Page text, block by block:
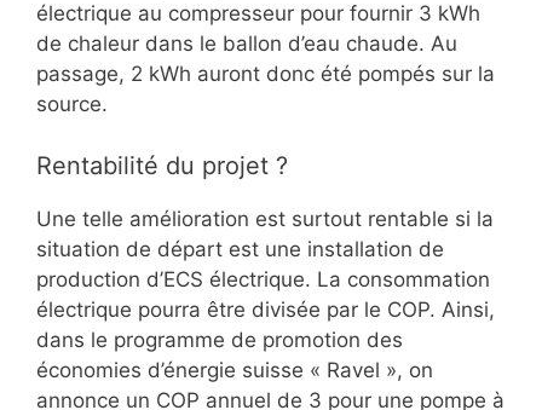
électrique au compresseur pour fournir 3 kWh
de chaleur dans le ballon d’eau chaude. Au
passage, 2 kWh auront donc été pompés sur la
source.
Rentabilité du projet ?
Une telle amélioration est surtout rentable si la
situation de départ est une installation de
production d’ECS électrique. La consommation
électrique pourra être divisée par le COP. Ainsi,
dans le programme de promotion des
économies d’énergie suisse « Ravel », on
annonce un COP annuel de 3 pour une pompe à